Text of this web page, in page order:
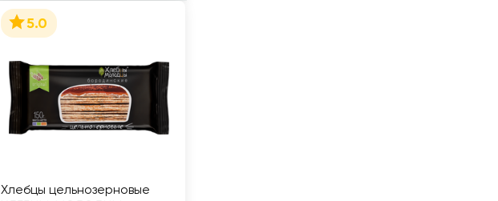
5.0
Хлебцы цельнозерновые